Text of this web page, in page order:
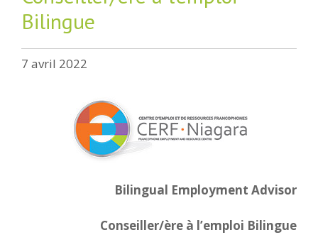
Bilingue
7 avril 2022
Bilingual Employment Advisor
Conseiller/ère à l’emploi Bilingue